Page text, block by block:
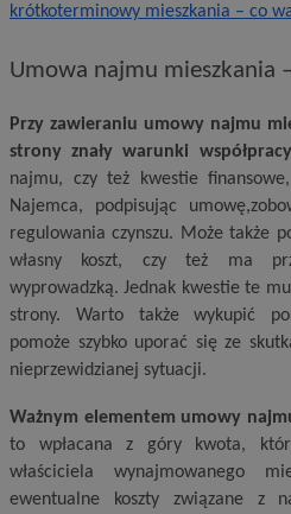
krótkoterminowy mieszkania – co
Umowa najmu mieszkania
Przy zawieraniu umowy najmu
strony znały warunki współpracy
najmu, czy też kwestie
Najemca, podpisując
regulowania czynszu. Może także
własny koszt, czy też ma
wyprowadzką. Jednak kwestie te
strony. Warto także wykupić
pomoże szybko uporać się ze
nieprzewidzianej sytuacji.
Ważnym elementem umowy
to wpłacana z góry kwota,
właściciela wynajmowanego
ewentualne koszty związane z